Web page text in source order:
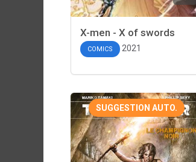
X-men - X of swords
COMICS 2021
SUGGESTION AUTO.